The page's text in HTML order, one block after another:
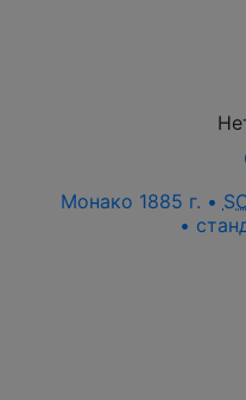
Монако 1885 г. •
•